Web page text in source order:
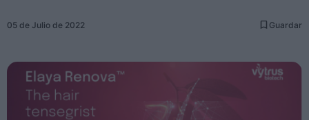
Entrevistas a directivos
Tendencias
Internacional
Innovación
05 de Julio de 2022 Guardar